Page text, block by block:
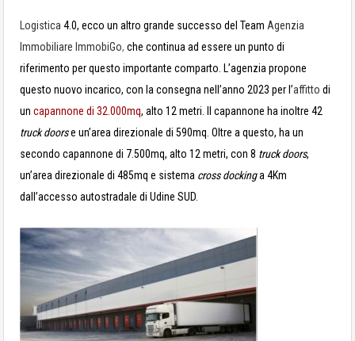
Logistica 4.0, ecco un altro grande successo del Team Agenzia
Immobiliare ImmobiGo, che continua ad essere un punto di
riferimento per questo importante comparto. L’agenzia propone
questo nuovo incarico, con la consegna nell’anno 2023 per l’affitto di
un capannone di 32.000mq, alto 12 metri. Il capannone ha inoltre 42
truck doorse un’area direzionale di 590mq. Oltre a questo, ha un
secondo capannone di 7.500mq, alto 12 metri, con 8 truck doors,
un’area direzionale di 485mq e sistema cross dockinga 4Km
dall’accesso autostradale di Udine SUD.